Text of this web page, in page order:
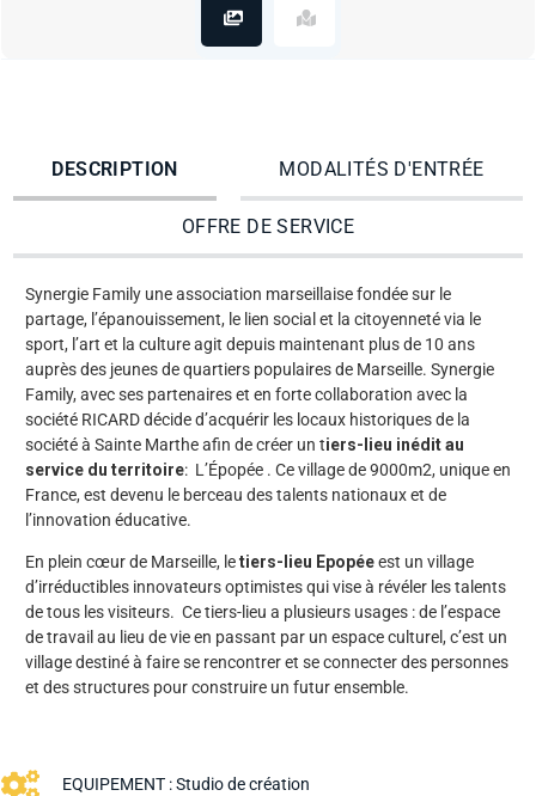
DESCRIPTION MODALITÉS D'ENTRÉE
OFFRE DE SERVICE
Synergie Family une association marseillaise fondée sur le
partage, l’épanouissement, le lien social et la citoyenneté via le
sport, l’art et la culture agit depuis maintenant plus de 10 ans
auprès des jeunes de quartiers populaires de Marseille. Synergie
Family, avec ses partenaires et en forte collaboration avec la
société RICARD décide d’acquérir les locaux historiques de la
société à Sainte Marthe afin de créer un tiers-lieu inédit au
service du territoire: L’Épopée . Ce village de 9000m2, unique en
France, est devenu le berceau des talents nationaux et de
l’innovation éducative.
En plein cœur de Marseille, letiers-lieu Epopéeest un village
d’irréductibles innovateurs optimistes qui vise à révéler les talents
de tous les visiteurs. Ce tiers-lieu a plusieurs usages : de l’espace
de travail au lieu de vie en passant par un espace culturel, c’est un
village destiné à faire se rencontrer et se connecter des personnes
et des structures pour construire un futur ensemble.
EQUIPEMENT :Studio de création